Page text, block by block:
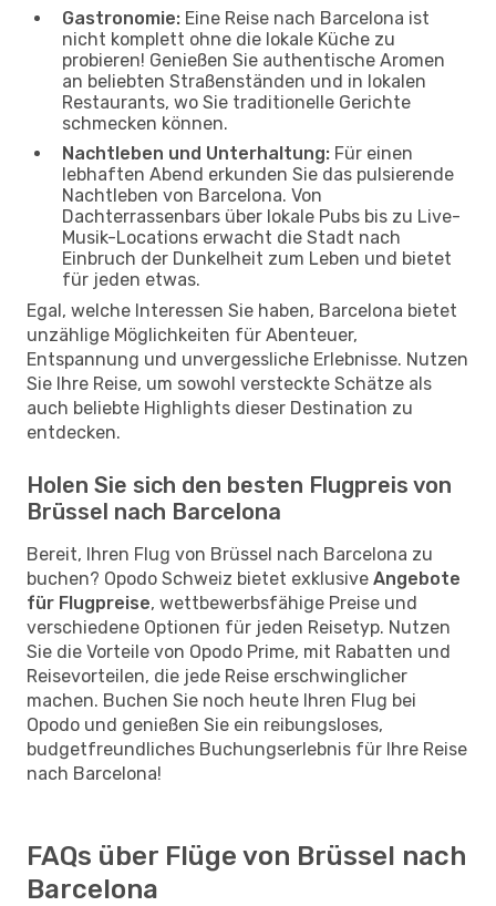
Gastronomie: Eine Reise nach Barcelona ist
nicht komplett ohne die lokale Küche zu
probieren! Genießen Sie authentische Aromen
an beliebten Straßenständen und in lokalen
Restaurants, wo Sie traditionelle Gerichte
schmecken können.
Nachtleben und Unterhaltung: Für einen
lebhaften Abend erkunden Sie das pulsierende
Nachtleben von Barcelona. Von
Dachterrassenbars über lokale Pubs bis zu Live-
Musik-Locations erwacht die Stadt nach
Einbruch der Dunkelheit zum Leben und bietet
für jeden etwas.
Egal, welche Interessen Sie haben, Barcelona bietet
unzählige Möglichkeiten für Abenteuer,
Entspannung und unvergessliche Erlebnisse. Nutzen
Sie Ihre Reise, um sowohl versteckte Schätze als
auch beliebte Highlights dieser Destination zu
entdecken.
Holen Sie sich den besten Flugpreis von
Brüssel nach Barcelona
Bereit, Ihren Flug von Brüssel nach Barcelona zu
buchen? Opodo Schweiz bietet exklusive Angebote
für Flugpreise, wettbewerbsfähige Preise und
verschiedene Optionen für jeden Reisetyp. Nutzen
Sie die Vorteile von Opodo Prime, mit Rabatten und
Reisevorteilen, die jede Reise erschwinglicher
machen. Buchen Sie noch heute Ihren Flug bei
Opodo und genießen Sie ein reibungsloses,
budgetfreundliches Buchungserlebnis für Ihre Reise
nach Barcelona!
FAQs über Flüge von Brüssel nach
Barcelona